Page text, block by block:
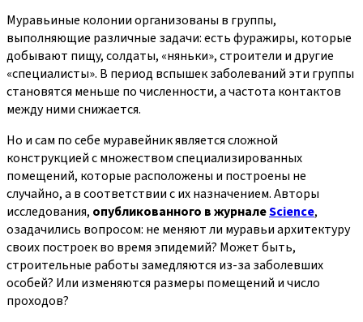
Муравьиные колонии организованы в группы,
выполняющие различные задачи: есть фуражиры, которые
добывают пищу, солдаты, «няньки», строители и другие
«специалисты». В период вспышек заболеваний эти группы
становятся меньше по численности, а частота контактов
между ними снижается.
Но и сам по себе муравейник является сложной
конструкцией с множеством специализированных
помещений, которые расположены и построены не
случайно, а в соответствии с их назначением. Авторы
исследования, опубликованного в журналеScience,
озадачились вопросом: не меняют ли муравьи архитектуру
своих построек во время эпидемий? Может быть,
строительные работы замедляются из-за заболевших
особей? Или изменяются размеры помещений и число
проходов?